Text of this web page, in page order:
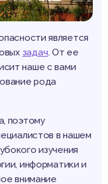
является
задач. От ее
наше с вами
рода
поэтому
в нашем
изучения
информатики и
внимание